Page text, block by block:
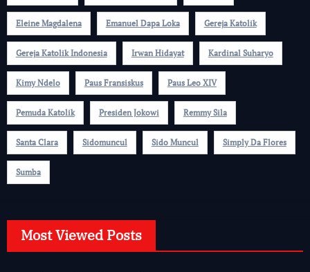
Eleine Magdalena Emanuel Dapa Loka Gereja Katolik
Gereja Katolik Indonesia Irwan Hidayat Kardinal Suharyo
Kimy Ndelo Paus Fransiskus Paus Leo XIV
Pemuda Katolik Presiden Jokowi Remmy Sila
Santa Clara Sidomuncul Sido Muncul Simply Da Flores
Sumba
Most Viewed Posts